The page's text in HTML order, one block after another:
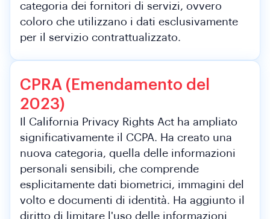
categoria dei fornitori di servizi, ovvero
coloro che utilizzano i dati esclusivamente
per il servizio contrattualizzato.
CPRA (Emendamento del
2023)
Il California Privacy Rights Act ha ampliato
significativamente il CCPA. Ha creato una
nuova categoria, quella delle informazioni
personali sensibili, che comprende
esplicitamente dati biometrici, immagini del
volto e documenti di identità. Ha aggiunto il
diritto di limitare l'uso delle informazioni